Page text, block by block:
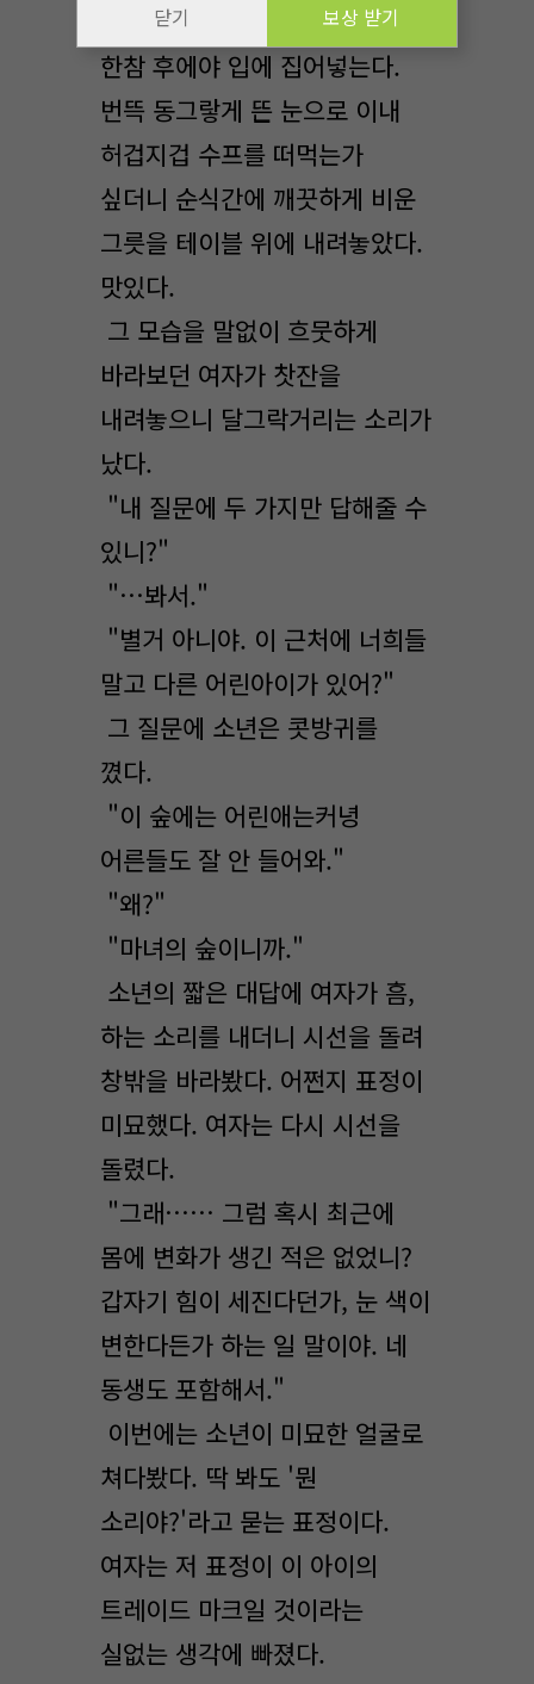
맡아보는가 싶더니 망설이는 듯
한참 후에야 입에 집어넣는다.
번뜩 동그랗게 뜬 눈으로 이내
허겁지겁 수프를 떠먹는가
싶더니 순식간에 깨끗하게 비운
그릇을 테이블 위에 내려놓았다.
맛있다.
그 모습을 말없이 흐뭇하게
바라보던 여자가 찻잔을
내려놓으니 달그락거리는 소리가
났다.
"내 질문에 두 가지만 답해줄 수
있니?"
"…봐서."
"별거 아니야. 이 근처에 너희들
말고 다른 어린아이가 있어?"
그 질문에 소년은 콧방귀를
꼈다.
"이 숲에는 어린애는커녕
어른들도 잘 안 들어와."
"왜?"
"마녀의 숲이니까."
소년의 짧은 대답에 여자가 흠,
하는 소리를 내더니 시선을 돌려
창밖을 바라봤다. 어쩐지 표정이
미묘했다. 여자는 다시 시선을
돌렸다.
"그래…… 그럼 혹시 최근에
몸에 변화가 생긴 적은 없었니?
갑자기 힘이 세진다던가, 눈 색이
변한다든가 하는 일 말이야. 네
동생도 포함해서."
이번에는 소년이 미묘한 얼굴로
쳐다봤다. 딱 봐도 '뭔
소리야?'라고 묻는 표정이다.
여자는 저 표정이 이 아이의
트레이드 마크일 것이라는
실없는 생각에 빠졌다.
닫기 보상 받기